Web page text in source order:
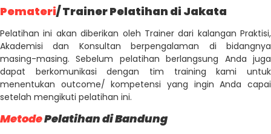
Pemateri/ Trainer Pelatihan di Jakata
Pelatihan ini akan diberikan oleh Trainer dari kalangan Praktisi,
Akademisi dan Konsultan berpengalaman di bidangnya
masing-masing. Sebelum pelatihan berlangsung Anda juga
dapat berkomunikasi dengan tim training kami untuk
menentukan outcome/ kompetensi yang ingin Anda capai
setelah mengikuti pelatihan ini.
MetodePelatihan di Bandung